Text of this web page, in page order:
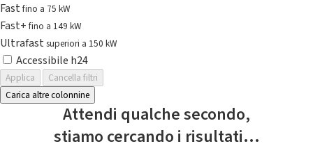
Fastfino a 75 kW
Fast+fino a 149 kW
Ultrafast superiori a 150 kW
Accessibile h24
Applica
Cancella filtri
Carica altre colonnine
Attendi qualche secondo,
stiamo cercando i risultati...